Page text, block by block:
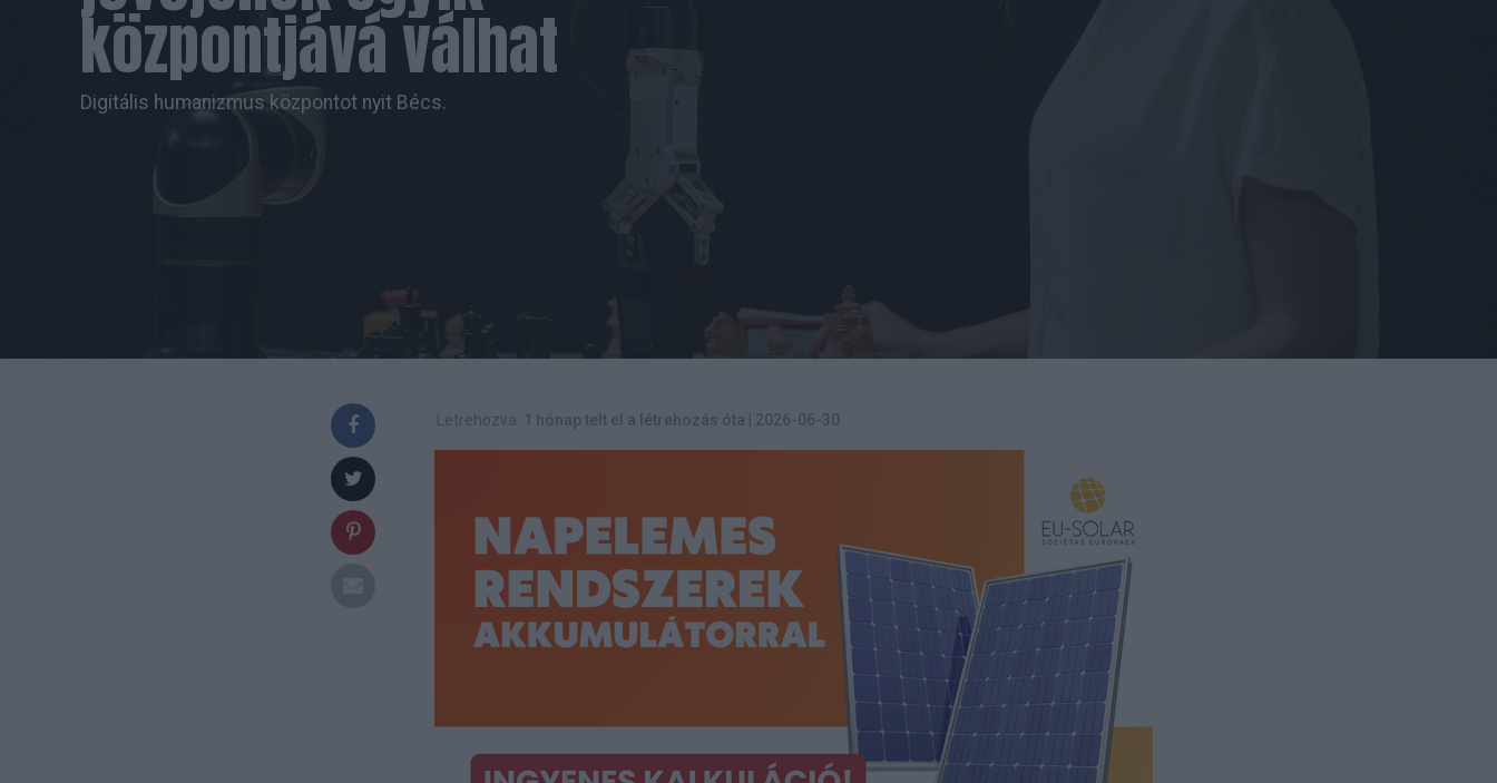
központjává válhat
Digitális humanizmus központot nyit Bécs.
Létrehozva: 1 hónap telt el a létrehozás óta 2026-06-30